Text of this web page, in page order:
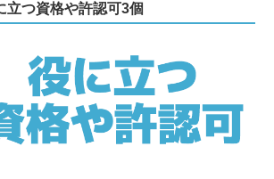
立つ資格や許認可3個